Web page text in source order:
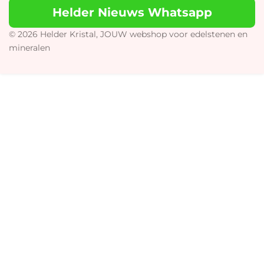
a
r
o
b
o
s
p
Helder Nieuws Whatsapp
© 2026 Helder Kristal, JOUW webshop voor edelstenen en
mineralen